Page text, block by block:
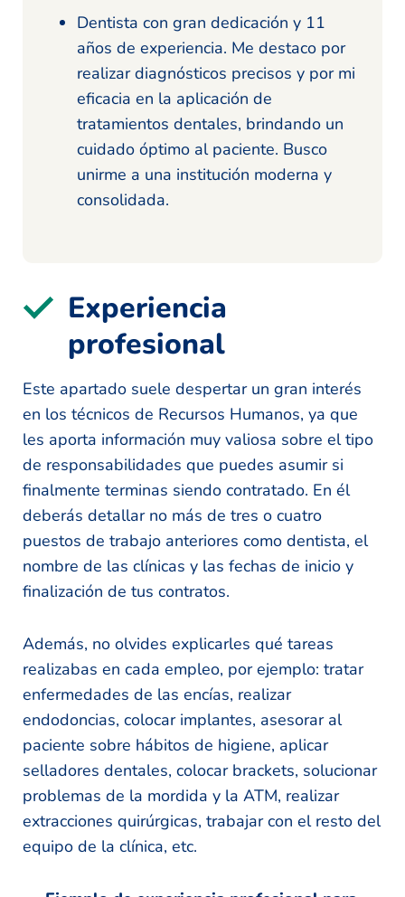
Dentista con gran dedicación y 11
años de experiencia. Me destaco por
realizar diagnósticos precisos y por mi
eficacia en la aplicación de
tratamientos dentales, brindando un
cuidado óptimo al paciente. Busco
unirme a una institución moderna y
consolidada.
Experiencia
profesional
Este apartado suele despertar un gran interés
en los técnicos de Recursos Humanos, ya que
les aporta información muy valiosa sobre el tipo
de responsabilidades que puedes asumir si
finalmente terminas siendo contratado. En él
deberás detallar no más de tres o cuatro
puestos de trabajo anteriores como dentista, el
nombre de las clínicas y las fechas de inicio y
finalización de tus contratos.
Además, no olvides explicarles qué tareas
realizabas en cada empleo, por ejemplo: tratar
enfermedades de las encías, realizar
endodoncias, colocar implantes, asesorar al
paciente sobre hábitos de higiene, aplicar
selladores dentales, colocar brackets, solucionar
problemas de la mordida y la ATM, realizar
extracciones quirúrgicas, trabajar con el resto del
equipo de la clínica, etc.